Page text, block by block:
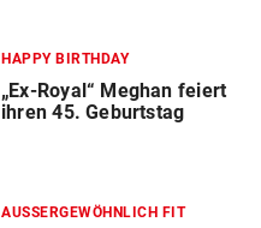
HAPPY BIRTHDAY
„Ex-Royal“ Meghan feiert
ihren 45. Geburtstag
AUSSERGEWÖHNLICH FIT